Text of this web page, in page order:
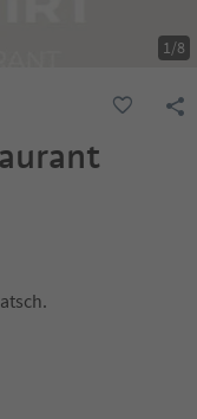
1/8